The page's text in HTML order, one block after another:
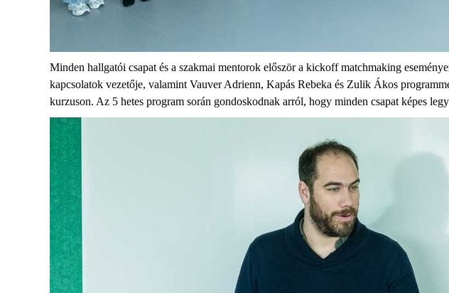
Minden hallgatói csapat és a szakmai mentorok először a kickoff matchmaking
kapcsolatok vezetője, valamint Vauver Adrienn, Kapás Rebeka és Zulik Ákos
kurzuson. Az 5 hetes program során gondoskodnak arról, hogy minden csapat képes